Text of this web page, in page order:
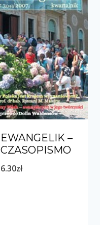
EWANGELIK –
CZASOPISMO
6.30zł